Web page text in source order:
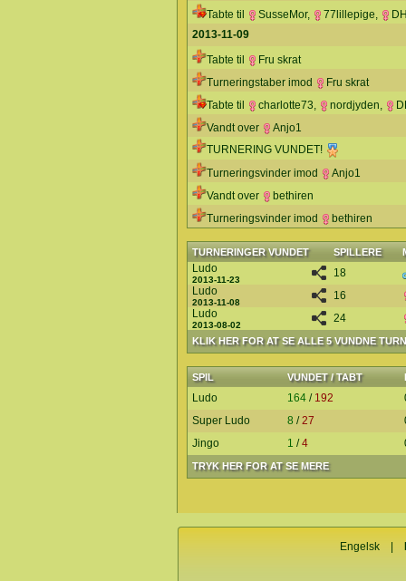
Tabte til
SusseMor, 77lillepige,
2013-11-09
Tabte til
Fru skrat
Turneringstaber imod
Fru skrat
Tabte til
charlotte73, nordjyden,
Vandt over
Anjo1
TURNERING VUNDET!
Turneringsvinder imod
Anjo1
Vandt over
bethiren
Turneringsvinder imod
bethiren
TURNERINGER VUNDET SPILLERE
KLIK HER FOR AT SE ALLE 5 VUNDNE
Ludo
2013-11-23
18
Ludo
2013-11-08
16
Ludo
2013-08-02
24
SPIL VUNDET / TABT
TRYK HER FOR AT SE MERE
Ludo 164 / 192
Super Ludo
8 /27
Jingo
1 /4
Engelsk